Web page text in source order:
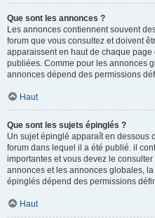
Que sont les annonces ?
Les annonces contiennent souvent
forum que vous consultez et doivent
apparaissent en haut de chaque
publiées. Comme pour les annonces
annonces dépend des permissions
Haut
Que sont les sujets épinglés ?
Un sujet épinglé apparaît en dessous
forum dans lequel il a été publié. il
importantes et vous devez le
annonces et les annonces globales,
épinglés dépend des permissions
Haut